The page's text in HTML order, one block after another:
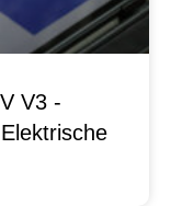
V3 -